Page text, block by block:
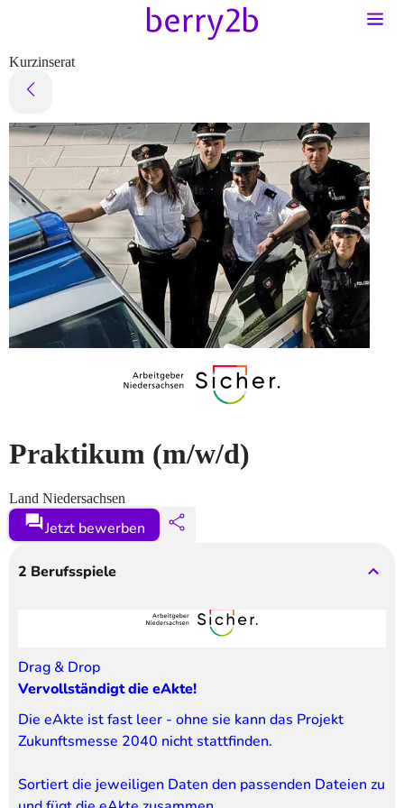
Kurzinserat
Praktikum (m/w/d)
Land Niedersachsen
Jetzt bewerben
2 Berufsspiele
Drag & Drop
Vervollständigt die eAkte!
Die eAkte ist fast leer - ohne sie kann das Projekt
Zukunftsmesse 2040 nicht stattfinden.
Sortiert die jeweiligen Daten den passenden Dateien zu